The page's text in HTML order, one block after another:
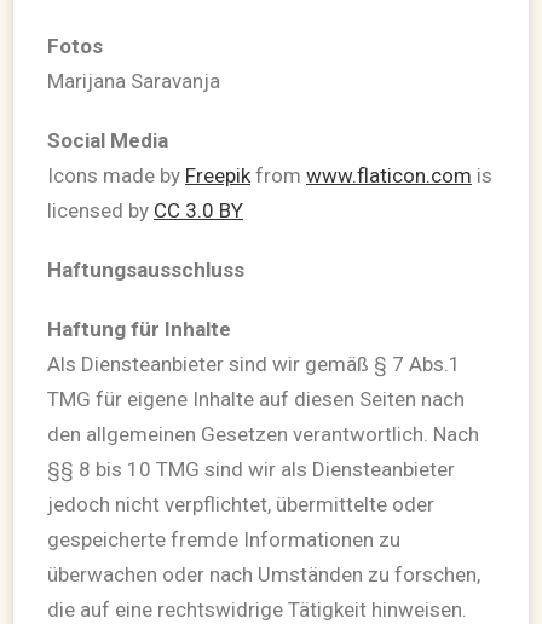
Fotos
Marijana Saravanja
Social Media
Icons made by Freepik from www.flaticon.com is
licensed by CC 3.0 BY
Haftungsausschluss
Haftung für Inhalte
Als Diensteanbieter sind wir gemäß § 7 Abs.1
TMG für eigene Inhalte auf diesen Seiten nach
den allgemeinen Gesetzen verantwortlich. Nach
§§ 8 bis 10 TMG sind wir als Diensteanbieter
jedoch nicht verpflichtet, übermittelte oder
gespeicherte fremde Informationen zu
überwachen oder nach Umständen zu forschen,
die auf eine rechtswidrige Tätigkeit hinweisen.